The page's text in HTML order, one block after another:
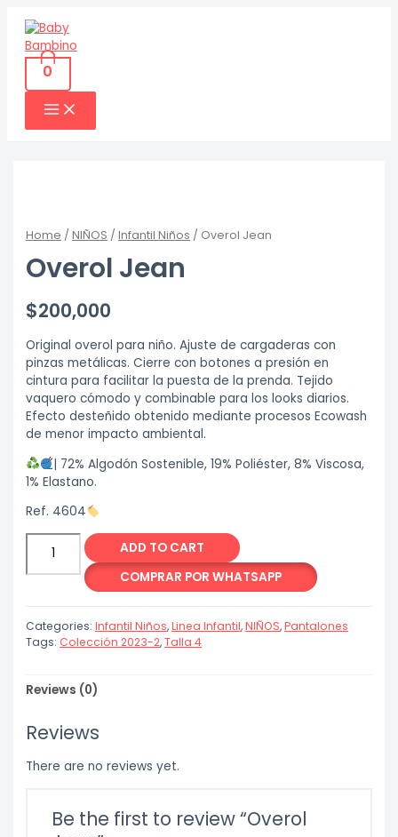
contenido
0
MAIN
MENU
Home /NIÑOS /Infantil Niños / Overol Jean
Overol Jean
$200,000
Original overol para niño. Ajuste de cargaderas con
pinzas metálicas. Cierre con botones a presión en
cintura para facilitar la puesta de la prenda. Tejido
vaquero cómodo y combinable para los looks diarios.
Efecto desteñido obtenido mediante procesos Ecowash
de menor impacto ambiental.
| 72% Algodón Sostenible, 19% Poliéster, 8% Viscosa,
1% Elastano.
Ref. 4604
Overol
Jean
quantity
ADD TO CART
COMPRAR POR WHATSAPP
Categories:Infantil Niños,Linea Infantil,NIÑOS,Pantalones
Tags: Colección 2023-2,Talla 4
Reviews (0)
Reviews
There are no reviews yet.
Be the first to review “Overol